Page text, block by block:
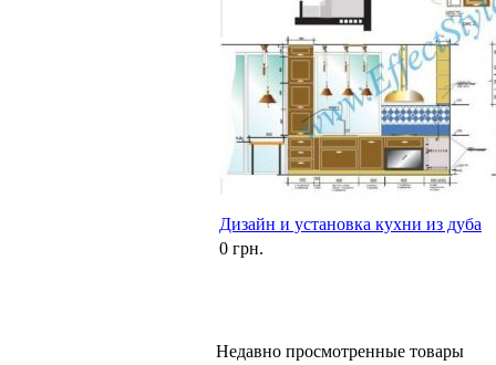
Дизайн и установка кухни из дуба
0 грн.
Недавно просмотренные товары